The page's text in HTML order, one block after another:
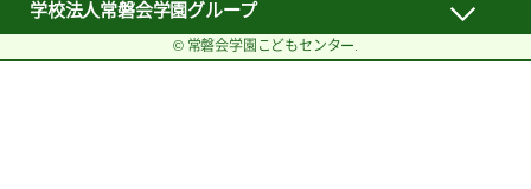
学校法人常磐会学園グループ
© 常磐会学園こどもセンター.